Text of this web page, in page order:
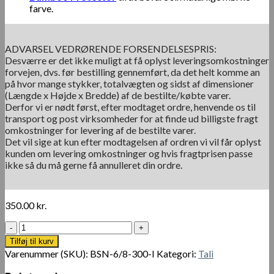
farve.
ADVARSEL VEDRØRENDE FORSENDELSESPRIS:
Desværre er det ikke muligt at få oplyst leveringsomkostninger
forvejen, dvs. før bestilling gennemført, da det helt komme an
på hvor mange stykker, totalvægten og sidst af dimensioner
(Længde x Højde x Bredde) af de bestilte/købte varer.
Derfor vi er nødt først, efter modtaget ordre, henvende os til
transport og post virksomheder for at finde ud billigste fragt
omkostninger for levering af de bestilte varer.
Det vil sige at kun efter modtagelsen af ordren vi vil får oplyst
kunden om levering omkostninger og hvis fragtprisen passe
ikke så du må gerne få annulleret din ordre.
350.00kr.
Bambusstang
Tali
Ø
6-
Tilføj til kurv
Varenummer (SKU): BSN-6/8-300-I Kategori: Tali